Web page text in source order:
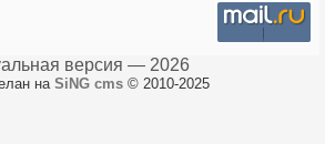
версия — 2026
на SiNG cms© 2010-2025